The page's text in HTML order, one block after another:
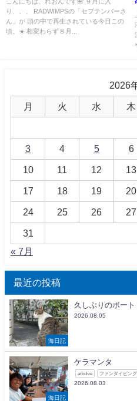
り、、、 RADWIMPSの「セプテンバーさ
ん」が 頭の中で再生されている今日この
頃。☀️ 相変わらず８月...
2026
月 火 水 木
3 4 5 6
10 11 12 13
17 18 19 20
24 25 26 27
31
« 7月
最近の投稿
海日記
久しぶりのボート
2026.08.05
海日記
ケラマンタ
arkdive ファンダイビング
2026.08.03